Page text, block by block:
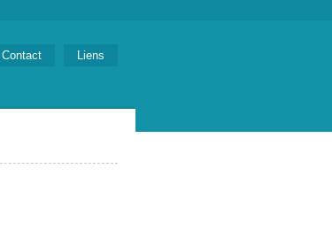
Contact Liens